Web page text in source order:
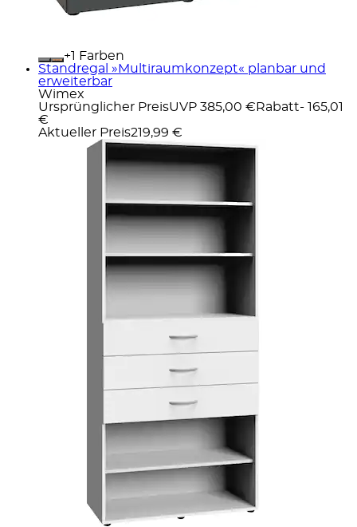
+
Farben
Standregal »Multiraumkonzept« planbar und
erweiterbar
Wimex
Ursprünglicher PreisUVP 385,00 € Rabatt- 165,01
€
Aktueller Preis219,99 €